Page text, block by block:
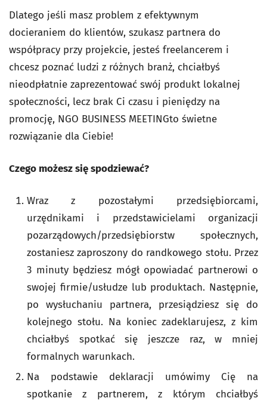
Dlatego jeśli masz problem z efektywnym
docieraniem do klientów, szukasz partnera do
współpracy przy projekcie, jesteś freelancerem i
chcesz poznać ludzi z różnych branż, chciałbyś
nieodpłatnie zaprezentować swój produkt lokalnej
społeczności, lecz brak Ci czasu i pieniędzy na
promocję, NGO BUSINESS MEETINGto świetne
rozwiązanie dla Ciebie!
Czego możesz się spodziewać?
Wraz z pozostałymi przedsiębiorcami,
urzędnikami i przedstawicielami organizacji
pozarządowych/przedsiębiorstw społecznych,
zostaniesz zaproszony do randkowego stołu. Przez
3 minuty będziesz mógł opowiadać partnerowi o
swojej firmie/usłudze lub produktach. Następnie,
po wysłuchaniu partnera, przesiądziesz się do
kolejnego stołu. Na koniec zadeklarujesz, z kim
chciałbyś spotkać się jeszcze raz, w mniej
formalnych warunkach.
Na podstawie deklaracji umówimy Cię na
spotkanie z partnerem, z którym chciałbyś